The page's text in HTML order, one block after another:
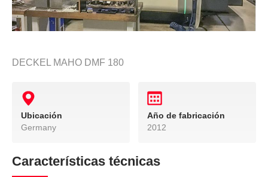
DECKEL MAHO DMF 180
Ubicación
Germany
Año de fabricación
2012
Características técnicas